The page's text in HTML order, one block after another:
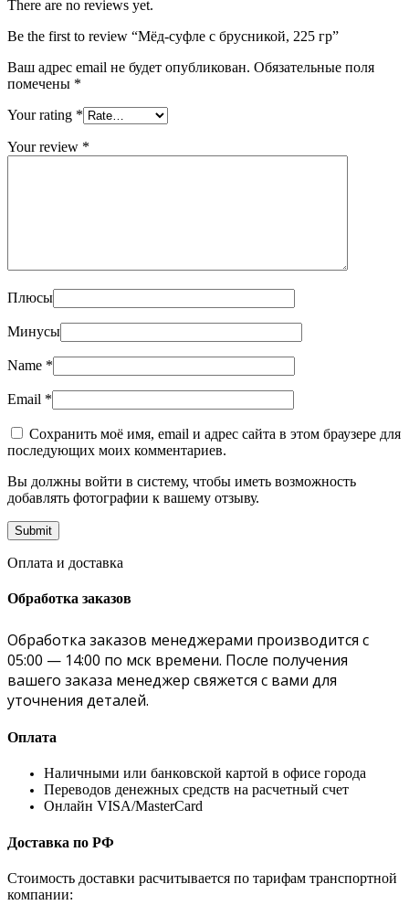
There are no reviews yet.
Be the first to review “Мёд-суфле с брусникой, 225 гр”
Ваш адрес email не будет опубликован. Обязательные поля
помечены *
Your rating *
Your review *
Плюсы
Минусы
Name *
Email *
Сохранить моё имя, email и адрес сайта в этом браузере для
последующих моих комментариев.
Вы должны войти в систему, чтобы иметь возможность
добавлять фотографии к вашему отзыву.
Оплата и доставка
Обработка заказов
Обработка заказов менеджерами производится с
05:00 — 14:00 по мск времени. После получения
вашего заказа менеджер свяжется с вами для
уточнения деталей.
Оплата
Наличными или банковской картой в офисе города
Переводов денежных средств на расчетный счет
Онлайн VISA/MasterCard
Доставка по РФ
Стоимость доставки расчитывается по тарифам транспортной
компании: